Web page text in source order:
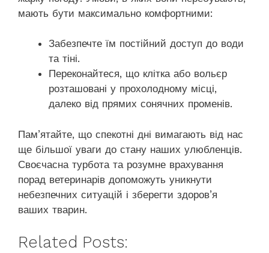
мають бути максимально комфортними:
Забезпечте їм постійний доступ до води
та тіні.
Переконайтеся, що клітка або вольєр
розташовані у прохолодному місці,
далеко від прямих сонячних променів.
Пам’ятайте, що спекотні дні вимагають від нас
ще більшої уваги до стану наших улюбленців.
Своєчасна турбота та розумне врахування
порад ветеринарів допоможуть уникнути
небезпечних ситуацій і зберегти здоров’я
ваших тварин.
Related Posts: